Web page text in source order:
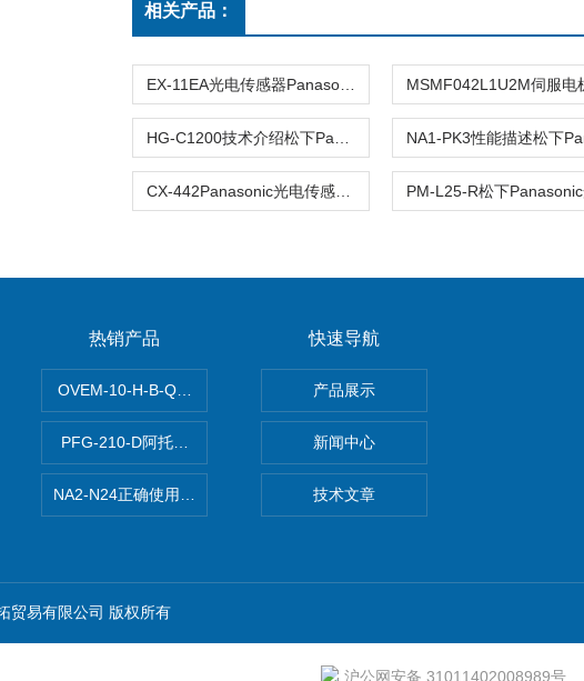
相关产品：
热销产品
OVEM-10-H-B-QO-CE-N-2P费斯托FESTO真空发生器安装及使用
PFG-210-D阿托斯ATOS电磁阀
NA2-N24正确使用松下安全光栅,Panasonic
快速导航
产品展示
新闻中心
技术文章
贸易有限公司 版权所有
沪公网安备 31011402008989号